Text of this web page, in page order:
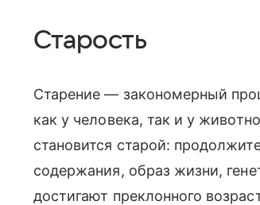
Старость
Старение — закономерный
как у человека, так и у
становится старой:
содержания, образ жизни,
достигают преклонного